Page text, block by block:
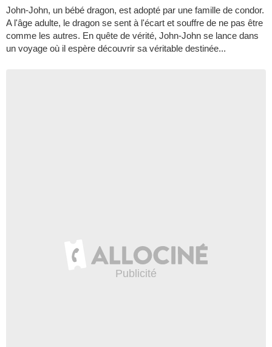
John-John, un bébé dragon, est adopté par une famille de condor.
A l'âge adulte, le dragon se sent à l'écart et souffre de ne pas être
comme les autres. En quête de vérité, John-John se lance dans
un voyage où il espère découvrir sa véritable destinée...